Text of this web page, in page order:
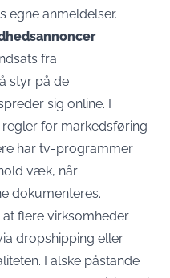
egne anmeldelser.
fra
styr på de
sig online. I
for markedsføring
har tv-programmer
væk, når
dokumenteres.
flere virksomheder
dropshipping eller
Falske påstande